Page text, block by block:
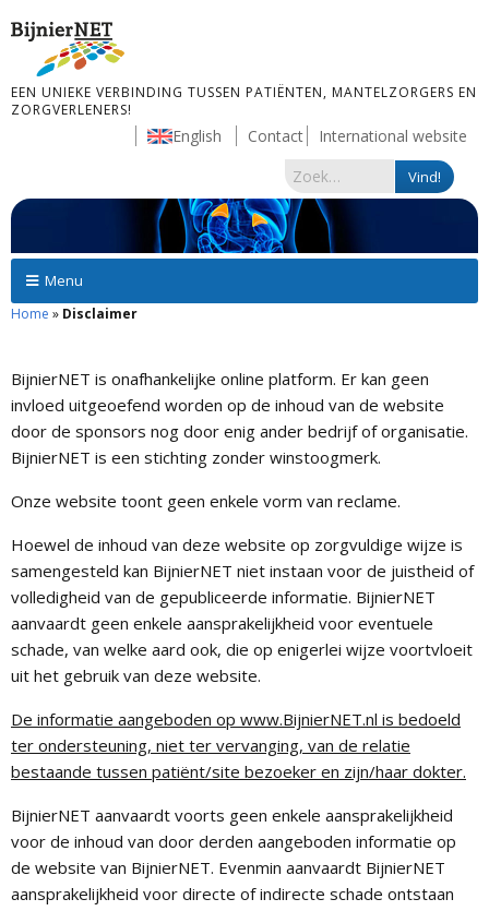
EEN UNIEKE VERBINDING TUSSEN PATIËNTEN, MANTELZORGERS EN
ZORGVERLENERS!
English Contact International website
Menu
Home » Disclaimer
BijnierNET is onafhankelijke online platform. Er kan geen
invloed uitgeoefend worden op de inhoud van de website
door de sponsors nog door enig ander bedrijf of organisatie.
BijnierNET is een stichting zonder winstoogmerk.
Onze website toont geen enkele vorm van reclame.
Hoewel de inhoud van deze website op zorgvuldige wijze is
samengesteld kan BijnierNET niet instaan voor de juistheid of
volledigheid van de gepubliceerde informatie. BijnierNET
aanvaardt geen enkele aansprakelijkheid voor eventuele
schade, van welke aard ook, die op enigerlei wijze voortvloeit
uit het gebruik van deze website.
De informatie aangeboden op www.BijnierNET.nl is bedoeld
ter ondersteuning, niet ter vervanging, van de relatie
bestaande tussen patiënt/site bezoeker en zijn/haar dokter.
BijnierNET aanvaardt voorts geen enkele aansprakelijkheid
voor de inhoud van door derden aangeboden informatie op
de website van BijnierNET. Evenmin aanvaardt BijnierNET
aansprakelijkheid voor directe of indirecte schade ontstaan